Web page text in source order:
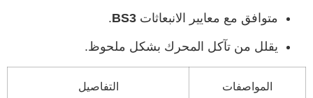
متوافق مع معايير الانبعاثات BS3
.
يقلل من تآكل المحرك بشكل ملحوظ.
المواصفات التفاصيل